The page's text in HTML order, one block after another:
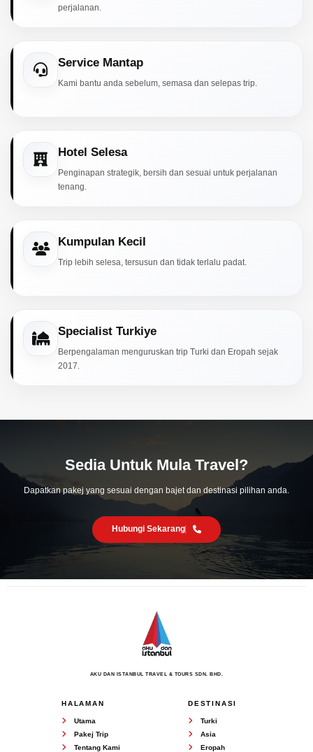
perjalanan.
Service Mantap
Kami bantu anda sebelum, semasa dan selepas trip.
Hotel Selesa
Penginapan strategik, bersih dan sesuai untuk perjalanan
tenang.
Kumpulan Kecil
Trip lebih selesa, tersusun dan tidak terlalu padat.
Specialist Turkiye
Berpengalaman menguruskan trip Turki dan Eropah sejak
2017.
Sedia Untuk Mula Travel?
Dapatkan pakej yang sesuai dengan bajet dan destinasi pilihan anda.
Hubungi Sekarang
AKU DAN ISTANBUL TRAVEL & TOURS SDN. BHD.
HALAMAN
Utama
Pakej Trip
Tentang Kami
DESTINASI
Turki
Asia
Eropah